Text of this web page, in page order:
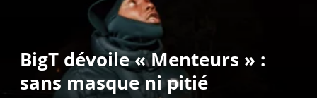
BigT dévoile « Menteurs » :
sans masque ni pitié